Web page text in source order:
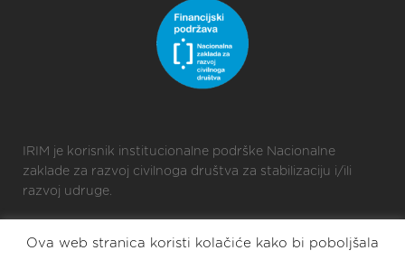
IRIM je korisnik institucionalne podrške Nacionalne
zaklade za razvoj civilnoga društva za stabilizaciju i/ili
razvoj udruge.
Ova web stranica koristi kolačiće kako bi poboljšala